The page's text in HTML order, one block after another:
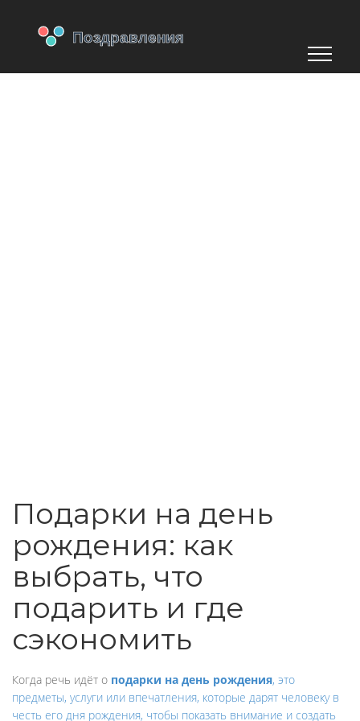
Подарки на день
рождения: как
выбрать, что
подарить и где
сэкономить
Когда речь идёт о подарки на день рождения, это
предметы, услуги или впечатления, которые дарят человеку в
честь его дня рождения, чтобы показать внимание и создать